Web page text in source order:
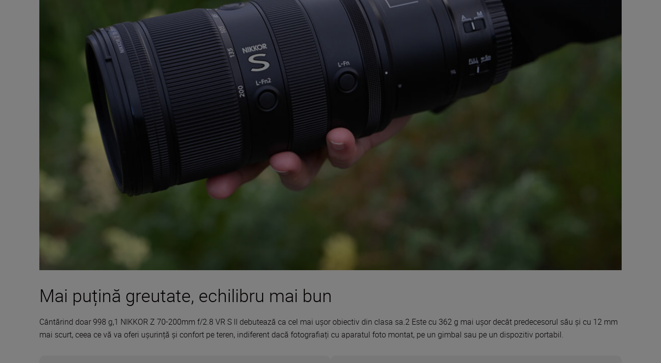
Mai puțină greutate, echilibru mai bun
Cântărind doar 998 g,1 NIKKOR Z 70-200mm f/2.8 VR S II debutează ca cel mai ușor obiectiv din clasa sa.2 Este cu 362 g mai ușor decât predecesorul său și cu 12 mm
mai scurt, ceea ce vă va oferi ușurință și confort pe teren, indiferent dacă fotografiați cu aparatul foto montat, pe un gimbal sau pe un dispozitiv portabil.